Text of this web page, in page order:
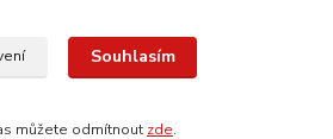
Souhlasím
můžete odmítnout zde.